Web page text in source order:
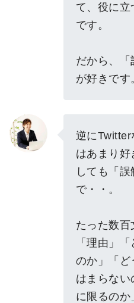
て、役に立
です。
だから、「
が好きです
逆にTwitter
はあまり好
しても「
で・・。
たった数
「理由」
のか」「ど
はまらない
に限るのか